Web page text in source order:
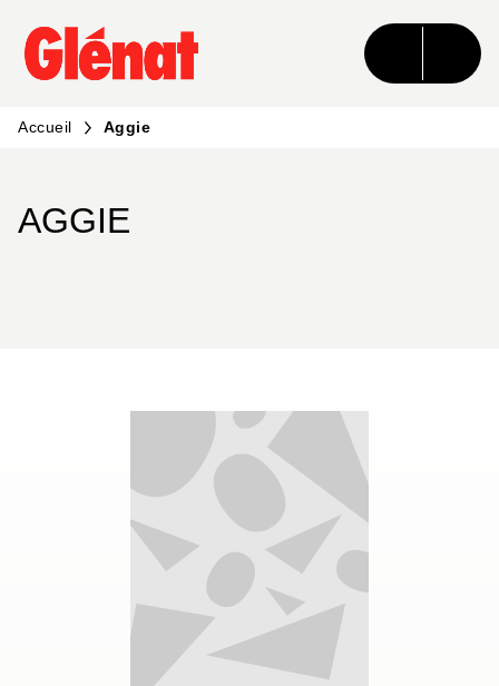
MENU RECHERCHE CONTENU
PIED DE PAGE
Accueil Aggie
AGGIE